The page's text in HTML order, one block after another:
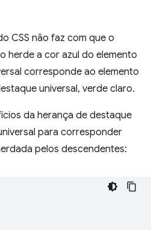
CSS não faz com que o
herde a cor azul do elemento
corresponde ao elemento
universal, verde claro.
da herança de destaque
para corresponder
pelos descendentes: